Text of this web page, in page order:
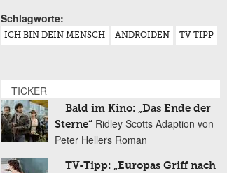
Schlagworte:
ICH BIN DEIN MENSCH ANDROIDEN TV TIPP
TICKER
Bald im Kino: „Das Ende der
Sterne“ Ridley Scotts Adaption von
Peter Hellers Roman
TV-Tipp: „Europas Griff nach